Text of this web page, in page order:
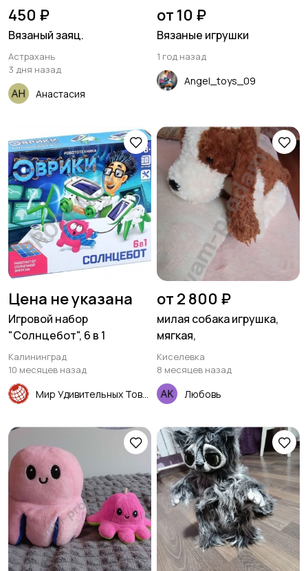
450 ₽
Вязаный заяц.
Астрахань
3 дня назад
Анастасия
от 10 ₽
Вязаные игрушки
1 год назад
Angel_toys_09
Цена не указана
Игровой набор
"Солнцебот", 6 в 1
Калининград
10 месяцев назад
от 2 800 ₽
милая собака игрушка,
мягкая,
Киселевка
8 месяцев назад
Любовь